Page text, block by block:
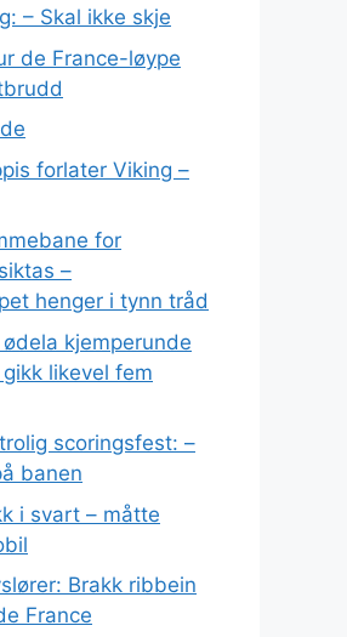
– Skal ikke skje
de France-løype
forlater Viking –
for
–
henger i tynn tråd
kjemperunde
likevel fem
scoringsfest: –
banen
i svart – måtte
Brakk ribbein
France